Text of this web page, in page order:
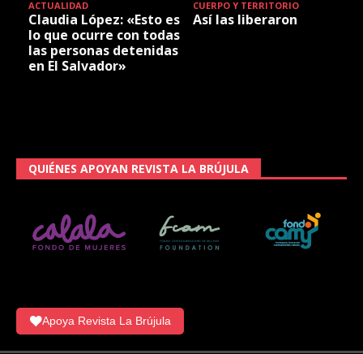
ACTUALIDAD
Claudia López: «Esto es
lo que ocurre con todas
las personas detenidas
en El Salvador»
CUERPO Y TERRITORIO
Así las liberaron
QUIÉNES APOYAN REVISTA LA BRÚJULA
Apoya Revista La Brújula